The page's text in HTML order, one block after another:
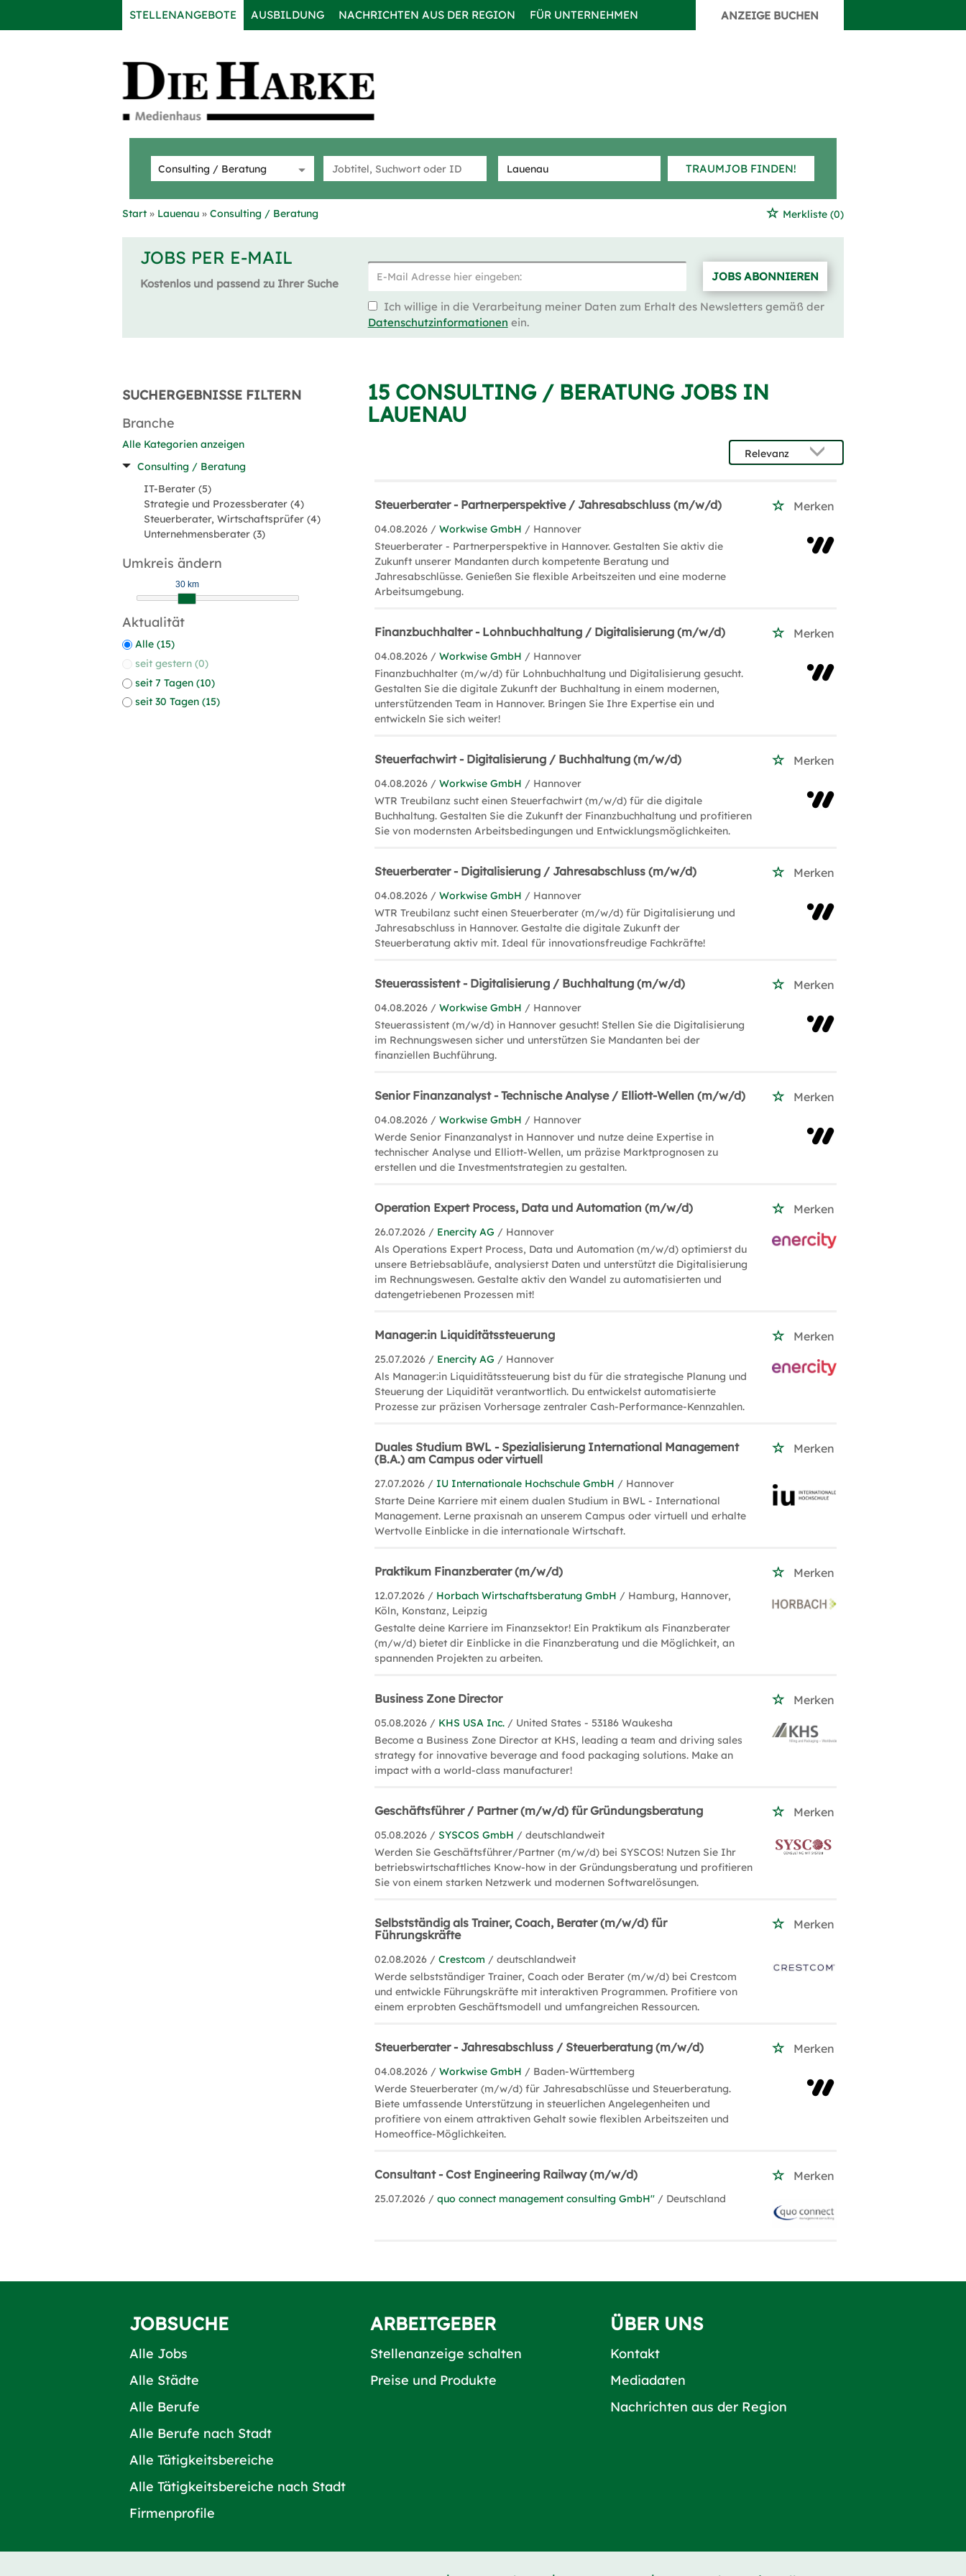
STELLENANGEBOTE AUSBILDUNG NACHRICHTEN AUS DER REGION FÜR UNTERNEHMEN ANZEIGE BUCHEN
TRAUMJOB FINDEN!
Start Lauenau Consulting / Beratung Merkliste (0)
JOBS PER E-MAIL
Kostenlos und passend zu Ihrer Suche
JOBS ABONNIEREN
Ich willige in die Verarbeitung meiner Daten zum Erhalt des Newsletters gemäß der
Datenschutzinformationen ein.
SUCHERGEBNISSE FILTERN
Branche
Alle Kategorien anzeigen
Consulting / Beratung
IT-Berater (5)
Strategie und Prozessberater (4)
Steuerberater, Wirtschaftsprüfer (4)
Unternehmensberater (3)
Umkreis ändern
30 km
Aktualität
Alle (15)
seit gestern (0)
seit 7 Tagen (10)
seit 30 Tagen (15)
15 CONSULTING / BERATUNG JOBS IN
LAUENAU
Steuerberater - Partnerperspektive / Jahresabschluss (m/w/d) Merken
04.08.2026 /Workwise GmbH / Hannover
Steuerberater - Partnerperspektive in Hannover. Gestalten Sie aktiv die
Zukunft unserer Mandanten durch kompetente Beratung und
Jahresabschlüsse. Genießen Sie flexible Arbeitszeiten und eine moderne
Arbeitsumgebung.
Finanzbuchhalter - Lohnbuchhaltung / Digitalisierung (m/w/d) Merken
04.08.2026 /Workwise GmbH / Hannover
Finanzbuchhalter (m/w/d) für Lohnbuchhaltung und Digitalisierung gesucht.
Gestalten Sie die digitale Zukunft der Buchhaltung in einem modernen,
unterstützenden Team in Hannover. Bringen Sie Ihre Expertise ein und
entwickeln Sie sich weiter!
Steuerfachwirt - Digitalisierung / Buchhaltung (m/w/d) Merken
04.08.2026 /Workwise GmbH / Hannover
WTR Treubilanz sucht einen Steuerfachwirt (m/w/d) für die digitale
Buchhaltung. Gestalten Sie die Zukunft der Finanzbuchhaltung und profitieren
Sie von modernsten Arbeitsbedingungen und Entwicklungsmöglichkeiten.
Steuerberater - Digitalisierung / Jahresabschluss (m/w/d) Merken
04.08.2026 /Workwise GmbH / Hannover
WTR Treubilanz sucht einen Steuerberater (m/w/d) für Digitalisierung und
Jahresabschluss in Hannover. Gestalte die digitale Zukunft der
Steuerberatung aktiv mit. Ideal für innovationsfreudige Fachkräfte!
Steuerassistent - Digitalisierung / Buchhaltung (m/w/d) Merken
04.08.2026 /Workwise GmbH / Hannover
Steuerassistent (m/w/d) in Hannover gesucht! Stellen Sie die Digitalisierung
im Rechnungswesen sicher und unterstützen Sie Mandanten bei der
finanziellen Buchführung.
Senior Finanzanalyst - Technische Analyse / Elliott-Wellen (m/w/d) Merken
04.08.2026 /Workwise GmbH / Hannover
Werde Senior Finanzanalyst in Hannover und nutze deine Expertise in
technischer Analyse und Elliott-Wellen, um präzise Marktprognosen zu
erstellen und die Investmentstrategien zu gestalten.
Operation Expert Process, Data und Automation (m/w/d) Merken
26.07.2026 / Enercity AG / Hannover
Als Operations Expert Process, Data und Automation (m/w/d) optimierst du
unsere Betriebsabläufe, analysierst Daten und unterstützt die Digitalisierung
im Rechnungswesen. Gestalte aktiv den Wandel zu automatisierten und
datengetriebenen Prozessen mit!
Manager:in Liquiditätssteuerung Merken
25.07.2026 / Enercity AG / Hannover
Als Manager:in Liquiditätssteuerung bist du für die strategische Planung und
Steuerung der Liquidität verantwortlich. Du entwickelst automatisierte
Prozesse zur präzisen Vorhersage zentraler Cash-Performance-Kennzahlen.
Duales Studium BWL - Spezialisierung International Management
(B.A.) am Campus oder virtuell
Merken
27.07.2026 / IU Internationale Hochschule GmbH / Hannover
Starte Deine Karriere mit einem dualen Studium in BWL - International
Management. Lerne praxisnah an unserem Campus oder virtuell und erhalte
Wertvolle Einblicke in die internationale Wirtschaft.
Praktikum Finanzberater (m/w/d) Merken
12.07.2026 / Horbach Wirtschaftsberatung GmbH / Hamburg, Hannover,
Köln, Konstanz, Leipzig
Gestalte deine Karriere im Finanzsektor! Ein Praktikum als Finanzberater
(m/w/d) bietet dir Einblicke in die Finanzberatung und die Möglichkeit, an
spannenden Projekten zu arbeiten.
Business Zone Director Merken
05.08.2026 / KHS USA Inc. / United States - 53186 Waukesha
Become a Business Zone Director at KHS, leading a team and driving sales
strategy for innovative beverage and food packaging solutions. Make an
impact with a world-class manufacturer!
Geschäftsführer / Partner (m/w/d) für Gründungsberatung Merken
05.08.2026 /SYSCOS GmbH / deutschlandweit
Werden Sie Geschäftsführer/Partner (m/w/d) bei SYSCOS! Nutzen Sie Ihr
betriebswirtschaftliches Know-how in der Gründungsberatung und profitieren
Sie von einem starken Netzwerk und modernen Softwarelösungen.
Selbstständig als Trainer, Coach, Berater (m/w/d) für
Führungskräfte
Merken
02.08.2026 /Crestcom / deutschlandweit
Werde selbstständiger Trainer, Coach oder Berater (m/w/d) bei Crestcom
und entwickle Führungskräfte mit interaktiven Programmen. Profitiere von
einem erprobten Geschäftsmodell und umfangreichen Ressourcen.
Steuerberater - Jahresabschluss / Steuerberatung (m/w/d) Merken
04.08.2026 /Workwise GmbH / Baden-Württemberg
Werde Steuerberater (m/w/d) für Jahresabschlüsse und Steuerberatung.
Biete umfassende Unterstützung in steuerlichen Angelegenheiten und
profitiere von einem attraktiven Gehalt sowie flexiblen Arbeitszeiten und
Homeoffice-Möglichkeiten.
Consultant - Cost Engineering Railway (m/w/d) Merken
25.07.2026 /quo connect management consulting GmbH'' / Deutschland
JOBSUCHE
Alle Jobs
Alle Städte
Alle Berufe
Alle Berufe nach Stadt
Alle Tätigkeitsbereiche
Alle Tätigkeitsbereiche nach Stadt
Firmenprofile
ARBEITGEBER
Stellenanzeige schalten
Preise und Produkte
ÜBER UNS
Kontakt
Mediadaten
Nachrichten aus der Region